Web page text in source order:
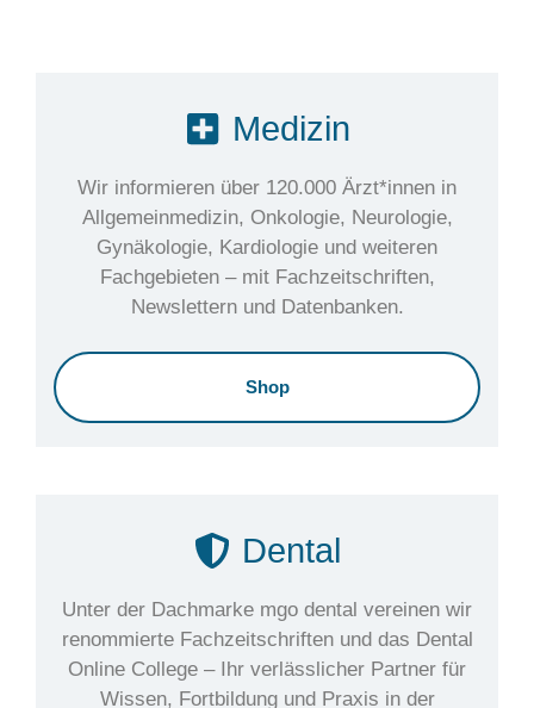
Medizin
Wir informieren über 120.000 Ärzt*innen in
Allgemeinmedizin, Onkologie, Neurologie,
Gynäkologie, Kardiologie und weiteren
Fachgebieten – mit Fachzeitschriften,
Newslettern und Datenbanken.
Shop
Dental
Unter der Dachmarke mgo dental vereinen wir
renommierte Fachzeitschriften und das Dental
Online College – Ihr verlässlicher Partner für
Wissen, Fortbildung und Praxis in der